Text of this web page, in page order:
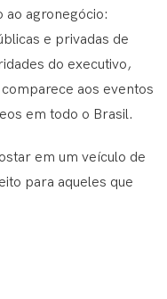
ao agronegócio:
e privadas de
do executivo,
aos eventos
em todo o Brasil.
em um veículo de
para aqueles que